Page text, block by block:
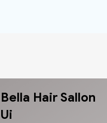
Bella Hair Sallon
Ui